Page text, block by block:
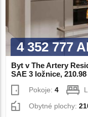
4 352 777
Byt v The Artery
SAE 3 ložnice, 210.98
Pokoje:4
Obytné plochy: